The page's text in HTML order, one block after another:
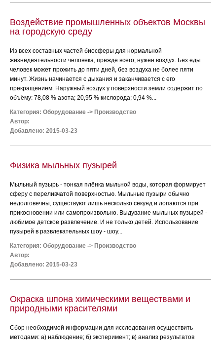
Воздействие промышленных объектов Москвы
на городскую среду
Из всех составных частей биосферы для нормальной
жизнедеятельности человека, прежде всего, нужен воздух. Без еды
человек может прожить до пяти дней, без воздуха не более пяти
минут. Жизнь начинается с дыхания и заканчивается с его
прекращением. Наружный воздух у поверхности земли содержит по
объёму: 78,08 % азота; 20,95 % кислорода; 0,94 %...
Категория: Оборудование -> Производство
Автор:
Добавлено: 2015-03-23
Физика мыльных пузырей
Мыльный пузырь - тонкая плёнка мыльной воды, которая формирует
сферу с переливчатой поверхностью. Мыльные пузыри обычно
недолговечны, существуют лишь несколько секунд и лопаются при
прикосновении или самопроизвольно. Выдувание мыльных пузырей -
любимое детское развлечение. И не только детей. Использование
пузырей в развлекательных шоу - шоу...
Категория: Оборудование -> Производство
Автор:
Добавлено: 2015-03-23
Окраска шпона химическими веществами и
природными красителями
Сбор необходимой информации для исследования осуществить
методами: а) наблюдение; б) эксперимент; в) анализ результатов